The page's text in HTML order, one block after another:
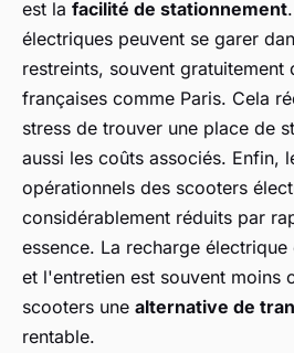
est la facilité de stationnement
électriques peuvent se garer
restreints, souvent gratuitement
françaises comme Paris. Cela
stress de trouver une place de
aussi les coûts associés. Enfin,
opérationnels des scooters
considérablement réduits par
essence. La recharge
et l'entretien est souvent moins
scooters une alternative de
rentable.